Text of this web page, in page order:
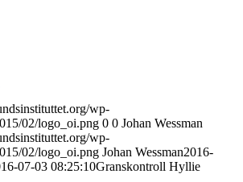
wp-
02/logo_oi.png 0 0 Johan Wessman
wp-
02/logo_oi.png Johan Wessman2016-
07-03 08:25:10Granskontroll Hyllie